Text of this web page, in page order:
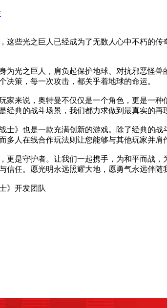
这些光之巨人已经成为了无数人心中不朽的
为光之巨人，肩负起保护地球、对抗邪恶怪
决策，每一次攻击，都关乎着地球的命运。
家来说，奥特曼不仅仅是一个角色，更是一
经典的战斗场景，我们都力求做到最真实的再
士》也是一款充满创新的游戏。除了经典的
多人在线合作玩法则让您能够与其他玩家并肩
更是守护者。让我们一起携手，为和平而战，
信任。愿光明永远照耀大地，愿勇气永远伴随
》开发团队